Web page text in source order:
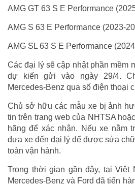
AMG GT 63 S E Performance
AMG S 63 E Performance (2023-
AMG SL 63 S E Performance
Các đại lý sẽ cập nhật phần mềm
dự kiến gửi vào ngày 29/4.
Mercedes-Benz qua số điện thoại
Chủ sở hữu các mẫu xe bị ảnh
tin trên trang web của NHTSA
hãng để xác nhận. Nếu xe nằm
đưa xe đến đại lý để được sửa
toàn vận hành.
Trong thời gian gần đây, tại Việt
Mercedes-Benz và Ford đã tiến